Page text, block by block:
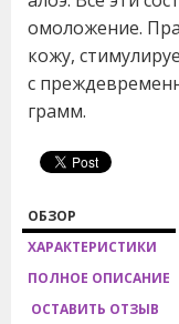
омоложение.
кожу,
с
грамм.
ОБЗОР
ХАРАКТЕРИСТИКИ
ПОЛНОЕ ОПИСАНИЕ
ОСТАВИТЬ ОТЗЫВ